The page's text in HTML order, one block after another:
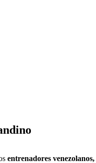
entrenadores venezolanos,